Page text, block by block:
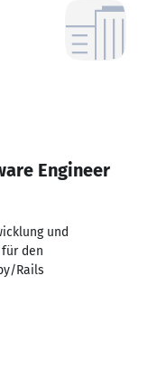
Engineer
und
den
Rails